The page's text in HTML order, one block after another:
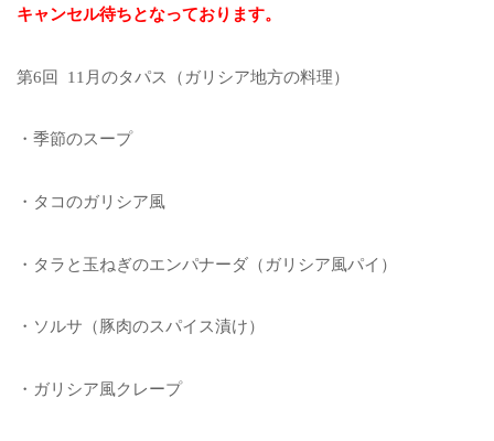
キャンセル待ちとなっております。
第6回 11月のタパス（ガリシア地方の料理）
・季節のスープ
・タコのガリシア風
・タラと玉ねぎのエンパナーダ（ガリシア風パイ）
・ソルサ（豚肉のスパイス漬け）
・ガリシア風クレープ